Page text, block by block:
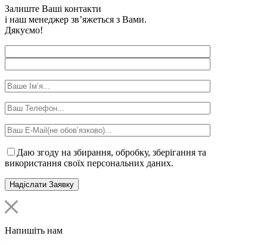
Залиште Ваші контакти
і наш менеджер зв’яжеться з Вами.
Дякуємо!
Даю згоду на збирання, обробку, зберігання та
використання своїх персональних даних.
Напишіть нам